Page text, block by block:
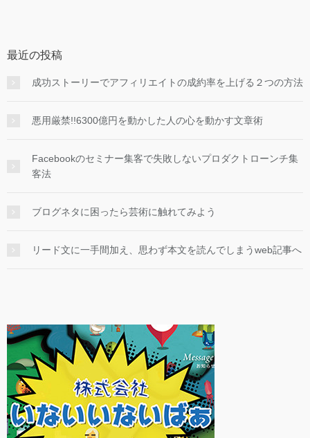
最近の投稿
成功ストーリーでアフィリエイトの成約率を上げる２つの方法
悪用厳禁!!6300億円を動かした人の心を動かす文章術
Facebookのセミナー集客で失敗しないプロダクトローンチ集
客法
ブログネタに困ったら芸術に触れてみよう
リード文に一手間加え、思わず本文を読んでしまうweb記事へ